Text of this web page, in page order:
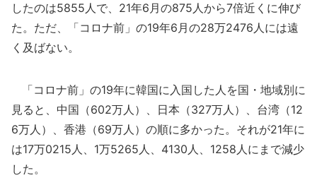
したのは5855人で、21年6月の875人から7倍近くに伸び
た。ただ、「コロナ前」の19年6月の28万2476人には遠
く及ばない。
「コロナ前」の19年に韓国に入国した人を国・地域別に
見ると、中国（602万人）、日本（327万人）、台湾（12
6万人）、香港（69万人）の順に多かった。それが21年に
は17万0215人、1万5265人、4130人、1258人にまで減少
した。